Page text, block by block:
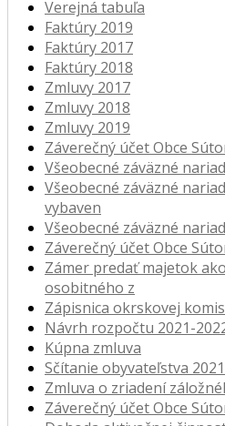
Verejná tabuľa
Faktúry 2019
Faktúry 2017
Faktúry 2018
Zmluvy 2017
Zmluvy 2018
Zmluvy 2019
Záverečný účet Obce
Všeobecné záväzné
Všeobecné záväzné
vybaven
Všeobecné záväzné
Záverečný účet Obce
Zámer predať majetok
osobitného z
Zápisnica okrskovej
Návrh rozpočtu 2021-
Kúpna zmluva
Sčítanie obyvateľstva 2021
Zmluva o zriadení
Záverečný účet Obce